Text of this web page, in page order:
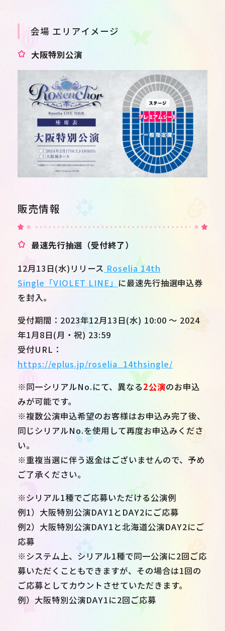
会場 エリアイメージ
大阪特別公演
販売情報
最速先行抽選（受付終了）
12月13日(水)リリース Roselia 14th
Single「VIOLET LINE」 に最速先行抽選申込券
を封入。
受付期間：2023年12月13日(水) 10:00 ～ 2024
年1月8日(月・祝) 23:59
受付URL：
https://eplus.jp/roselia_14thsingle/
※同一シリアルNo.にて、異なる2公演のお申込
みが可能です。
※複数公演申込希望のお客様はお申込み完了後、
同じシリアルNo.を使用して再度お申込みくださ
い。
※重複当選に伴う返金はございませんので、予め
ご了承ください。
※シリアル1種でご応募いただける公演例
例1）大阪特別公演DAY1とDAY2にご応募
例2）大阪特別公演DAY1と北海道公演DAY2にご
応募
※システム上、シリアル1種で同一公演に2回ご応
募いただくこともできますが、その場合は1回の
ご応募としてカウントさせていただきます。
例）大阪特別公演DAY1に2回ご応募